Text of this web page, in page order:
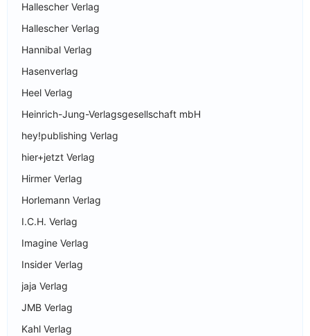
Hallescher Verlag
Hallescher Verlag
Hannibal Verlag
Hasenverlag
Heel Verlag
Heinrich-Jung-Verlagsgesellschaft mbH
hey!publishing Verlag
hier+jetzt Verlag
Hirmer Verlag
Horlemann Verlag
I.C.H. Verlag
Imagine Verlag
Insider Verlag
jaja Verlag
JMB Verlag
Kahl Verlag